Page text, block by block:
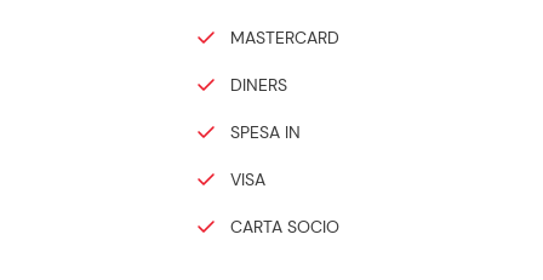
MASTERCARD
DINERS
SPESA IN
VISA
CARTA SOCIO